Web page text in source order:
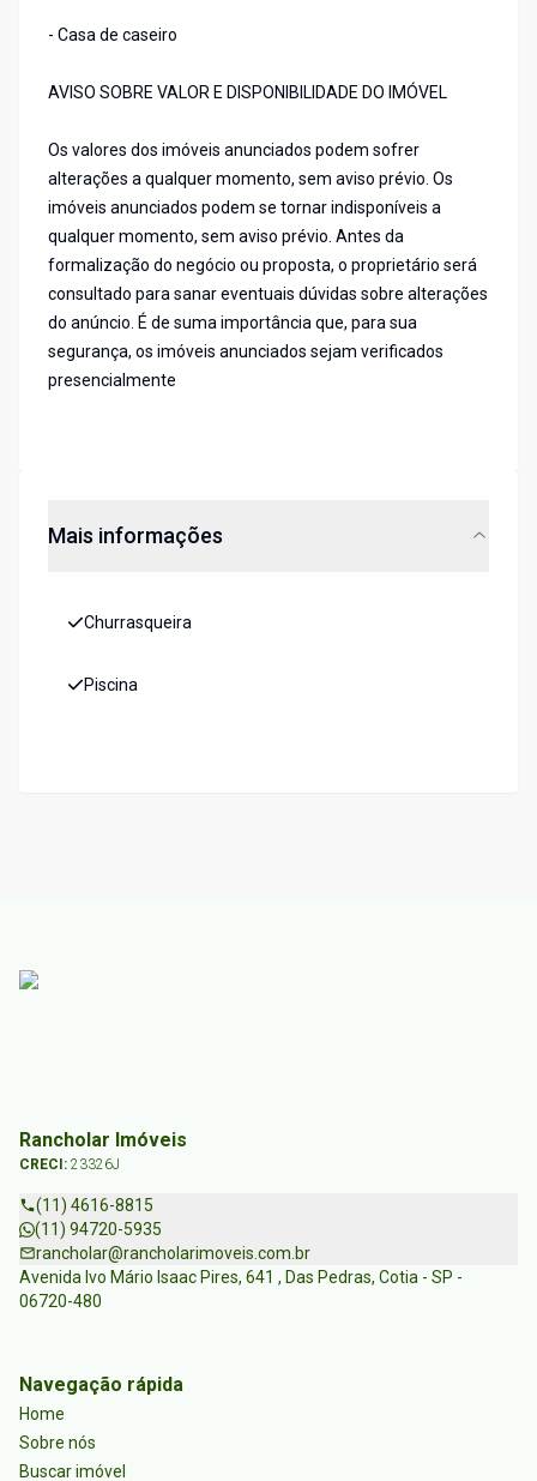
- Casa de caseiro
AVISO SOBRE VALOR E DISPONIBILIDADE DO IMÓVEL
Os valores dos imóveis anunciados podem sofrer
alterações a qualquer momento, sem aviso prévio. Os
imóveis anunciados podem se tornar indisponíveis a
qualquer momento, sem aviso prévio. Antes da
formalização do negócio ou proposta, o proprietário será
consultado para sanar eventuais dúvidas sobre alterações
do anúncio. É de suma importância que, para sua
segurança, os imóveis anunciados sejam verificados
presencialmente
Mais informações
Churrasqueira
Piscina
Rancholar Imóveis
CRECI: 23326J
(11) 4616-8815
(11) 94720-5935
rancholar@rancholarimoveis.com.br
Avenida Ivo Mário Isaac Pires, 641 , Das Pedras, Cotia - SP -
06720-480
Navegação rápida
Home
Sobre nós
Buscar imóvel